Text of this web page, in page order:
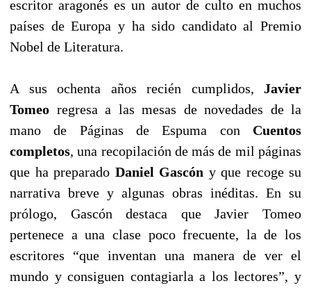
escritor aragonés es un autor de culto en muchos
países de Europa y ha sido candidato al Premio
Nobel de Literatura.
A sus ochenta años recién cumplidos, Javier
Tomeo regresa a las mesas de novedades de la
mano de Páginas de Espuma con Cuentos
completos, una recopilación de más de mil páginas
que ha preparado Daniel Gascón y que recoge su
narrativa breve y algunas obras inéditas. En su
prólogo, Gascón destaca que Javier Tomeo
pertenece a una clase poco frecuente, la de los
escritores “que inventan una manera de ver el
mundo y consiguen contagiarla a los lectores”, y